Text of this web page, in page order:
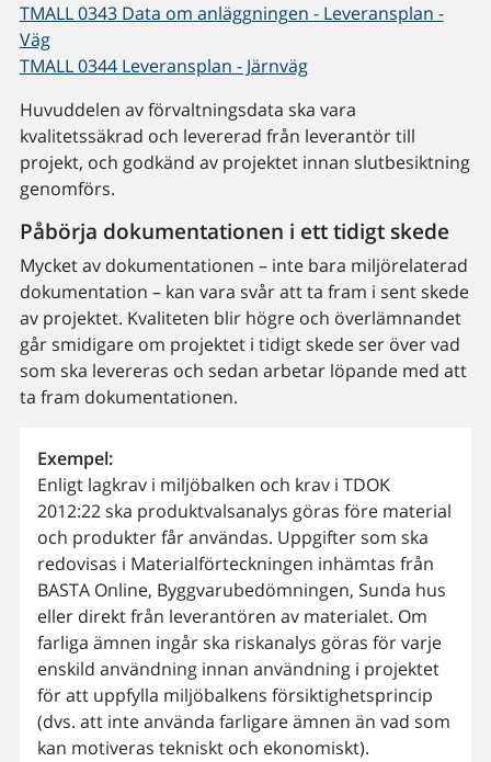
TMALL 0343 Data om anläggningen - Leveransplan -
Väg
TMALL 0344 Leveransplan - Järnväg
Huvuddelen av förvaltningsdata ska vara
kvalitetssäkrad och levererad från leverantör till
projekt, och godkänd av projektet innan slutbesiktning
genomförs.
Påbörja dokumentationen i ett tidigt skede
Mycket av dokumentationen – inte bara miljörelaterad
dokumentation – kan vara svår att ta fram i sent skede
av projektet. Kvaliteten blir högre och överlämnandet
går smidigare om projektet i tidigt skede ser över vad
som ska levereras och sedan arbetar löpande med att
ta fram dokumentationen.
Exempel:
Enligt lagkrav i miljöbalken och krav i TDOK
2012:22 ska produktvalsanalys göras före material
och produkter får användas. Uppgifter som ska
redovisas i Materialförteckningen inhämtas från
BASTA Online, Byggvarubedömningen, Sunda hus
eller direkt från leverantören av materialet. Om
farliga ämnen ingår ska riskanalys göras för varje
enskild användning innan användning i projektet
för att uppfylla miljöbalkens försiktighetsprincip
(dvs. att inte använda farligare ämnen än vad som
kan motiveras tekniskt och ekonomiskt).